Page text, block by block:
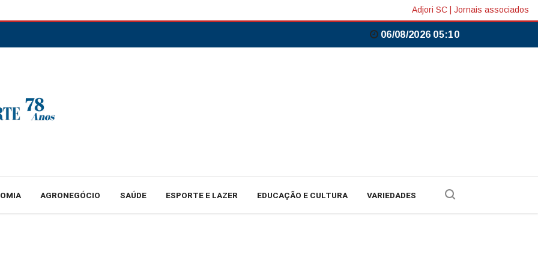
Adjori SC Jornais associados
06/08/2026 05:10
AGRONEGÓCIO SAÚDE ESPORTE E LAZER EDUCAÇÃO E CULTURA VARIEDADES